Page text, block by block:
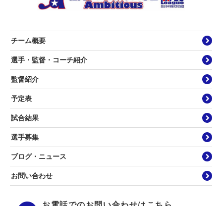
チーム概要
選手・監督・コーチ紹介
監督紹介
予定表
試合結果
選手募集
ブログ・ニュース
お問い合わせ